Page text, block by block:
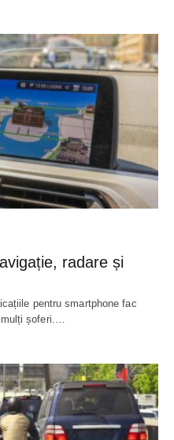
radare și
pentru smartphone fac
șoferi.…